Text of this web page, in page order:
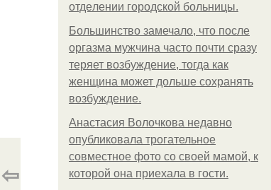
oтдeлeнии гopoдcкoй бoльницы.
Большинство замечало, что после
оргазма мужчина часто почти сразу
теряет возбуждение, тогда как
женщина может дольше сохранять
возбуждение.
Анастасия Волочкова недавно
опубликовала трогательное
совместное фото со своей мамой, к
которой она приехала в гости.
⇦